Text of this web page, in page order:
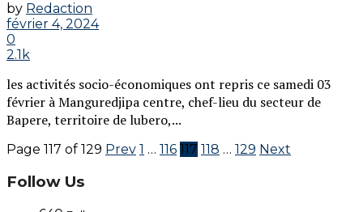
by Redaction
février 4, 2024
0
2.1k
les activités socio-économiques ont repris ce samedi 03
février à Manguredjipa centre, chef-lieu du secteur de
Bapere, territoire de lubero,...
Page 117 of 129 Prev 1 … 116 117 118 … 129 Next
Follow Us